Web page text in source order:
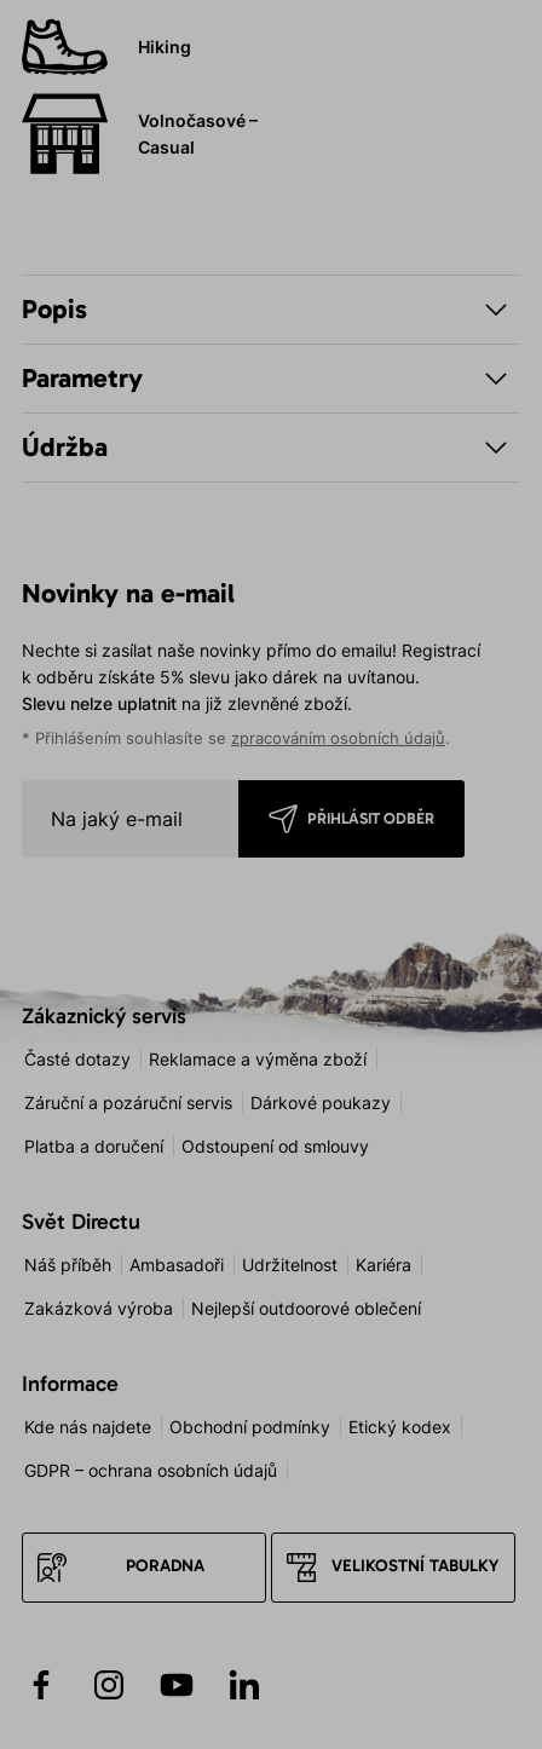
Hiking
Volnočasové –
Casual
Popis
Parametry
Údržba
Novinky na e-mail
Nechte si zasílat naše novinky přímo do emailu! Registrací
k odběru získáte 5% slevu jako dárek na uvítanou.
Slevu nelze uplatnitna již zlevněné zboží.
* Přihlášením souhlasíte se zpracováním osobních údajů.
PŘIHLÁSIT ODBĚR
Zákaznický servis
Časté dotazy Reklamace a výměna zboží
Záruční a pozáruční servis Dárkové poukazy
Platba a doručení Odstoupení od smlouvy
Svět Directu
Náš příběh Ambasadoři Udržitelnost Kariéra
Zakázková výroba Nejlepší outdoorové oblečení
Informace
Kde nás najdete Obchodní podmínky Etický kodex
GDPR – ochrana osobních údajů
PORADNA VELIKOSTNÍ TABULKY